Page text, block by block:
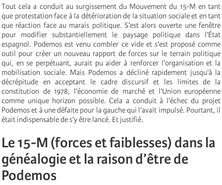
Tout cela a conduit au surgissement du Mouvement du 15-M en tant
que protestation face à la détérioration de la situation sociale et en tant
que réaction face au marais politique. S’est alors ouverte une fenêtre
pour modifier substantiellement le paysage politique dans l’État
espagnol. Podemos est venu combler ce vide et s’est proposé comme
outil pour créer un nouveau rapport de forces sur le terrain politique
qui, en se perpétuant, aurait pu aider à renforcer l’organisation et la
mobilisation sociale. Mais Podemos a décliné rapidement jusqu’à la
décrépitude en acceptant le cadre discursif et les limites de la
constitution de 1978, l’économie de marché et l’Union européenne
comme unique horizon possible. Cela a conduit à l’échec du projet
Podemos et à une défaite pour la gauche qui l’avait impulsé. Pourtant, il
était indispensable de s’y être lancé. Et justifié.
Le 15-M (forces et faiblesses) dans la
généalogie et la raison d’être de
Podemos